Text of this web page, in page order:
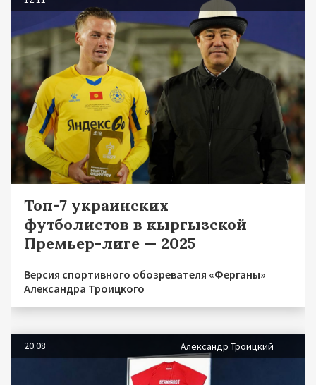
Топ-7 украинских
футболистов в кыргызской
Премьер-лиге — 2025
Версия спортивного обозревателя «Ферганы»
Александра Троицкого
20.08 Александр Троицкий